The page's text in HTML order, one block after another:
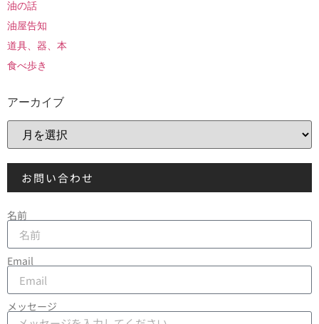
油の話
油屋告知
道具、器、本
食べ歩き
アーカイブ
お問い合わせ
名前
Email
メッセージ